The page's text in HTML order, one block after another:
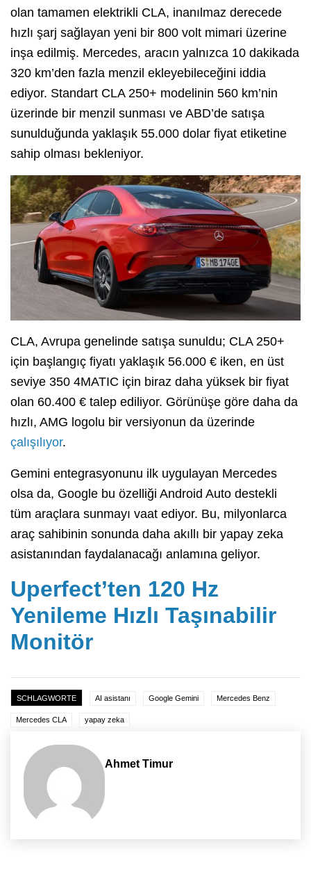
olan tamamen elektrikli CLA, inanılmaz derecede
hızlı şarj sağlayan yeni bir 800 volt mimari üzerine
inşa edilmiş. Mercedes, aracın yalnızca 10 dakikada
320 km’den fazla menzil ekleyebileceğini iddia
ediyor. Standart CLA 250+ modelinin 560 km’nin
üzerinde bir menzil sunması ve ABD’de satışa
sunulduğunda yaklaşık 55.000 dolar fiyat etiketine
sahip olması bekleniyor.
CLA, Avrupa genelinde satışa sunuldu; CLA 250+
için başlangıç fiyatı yaklaşık 56.000 € iken, en üst
seviye 350 4MATIC için biraz daha yüksek bir fiyat
olan 60.400 € talep ediliyor. Görünüşe göre daha da
hızlı, AMG logolu bir versiyonun da üzerinde
çalışılıyor.
Gemini entegrasyonunu ilk uygulayan Mercedes
olsa da, Google bu özelliği Android Auto destekli
tüm araçlara sunmayı vaat ediyor. Bu, milyonlarca
araç sahibinin sonunda daha akıllı bir yapay zeka
asistanından faydalanacağı anlamına geliyor.
Uperfect’ten 120 Hz
Yenileme Hızlı Taşınabilir
Monitör
SCHLAGWORTE AI asistanı Google Gemini Mercedes Benz
Mercedes CLA yapay zeka
Ahmet Timur